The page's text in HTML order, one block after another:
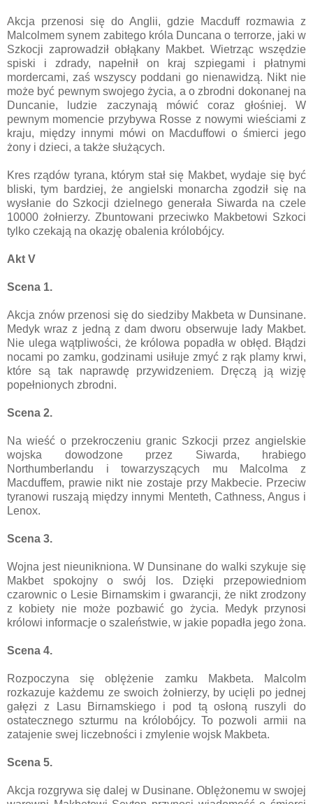
Akcja przenosi się do Anglii, gdzie Macduff rozmawia z
Malcolmem synem zabitego króla Duncana o terrorze, jaki w
Szkocji zaprowadził obłąkany Makbet. Wietrząc wszędzie
spiski i zdrady, napełnił on kraj szpiegami i płatnymi
mordercami, zaś wszyscy poddani go nienawidzą. Nikt nie
może być pewnym swojego życia, a o zbrodni dokonanej na
Duncanie, ludzie zaczynają mówić coraz głośniej. W
pewnym momencie przybywa Rosse z nowymi wieściami z
kraju, między innymi mówi on Macduffowi o śmierci jego
żony i dzieci, a także służących.
Kres rządów tyrana, którym stał się Makbet, wydaje się być
bliski, tym bardziej, że angielski monarcha zgodził się na
wysłanie do Szkocji dzielnego generała Siwarda na czele
10000 żołnierzy. Zbuntowani przeciwko Makbetowi Szkoci
tylko czekają na okazję obalenia królobójcy.
Akt V
Scena 1.
Akcja znów przenosi się do siedziby Makbeta w Dunsinane.
Medyk wraz z jedną z dam dworu obserwuje lady Makbet.
Nie ulega wątpliwości, że królowa popadła w obłęd. Błądzi
nocami po zamku, godzinami usiłuje zmyć z rąk plamy krwi,
które są tak naprawdę przywidzeniem. Dręczą ją wizję
popełnionych zbrodni.
Scena 2.
Na wieść o przekroczeniu granic Szkocji przez angielskie
wojska dowodzone przez Siwarda, hrabiego
Northumberlandu i towarzyszących mu Malcolma z
Macduffem, prawie nikt nie zostaje przy Makbecie. Przeciw
tyranowi ruszają między innymi Menteth, Cathness, Angus i
Lenox.
Scena 3.
Wojna jest nieunikniona. W Dunsinane do walki szykuje się
Makbet spokojny o swój los. Dzięki przepowiedniom
czarownic o Lesie Birnamskim i gwarancji, że nikt zrodzony
z kobiety nie może pozbawić go życia. Medyk przynosi
królowi informacje o szaleństwie, w jakie popadła jego żona.
Scena 4.
Rozpoczyna się oblężenie zamku Makbeta. Malcolm
rozkazuje każdemu ze swoich żołnierzy, by ucięli po jednej
gałęzi z Lasu Birnamskiego i pod tą osłoną ruszyli do
ostatecznego szturmu na królobójcy. To pozwoli armii na
zatajenie swej liczebności i zmylenie wojsk Makbeta.
Scena 5.
Akcja rozgrywa się dalej w Dusinane. Oblężonemu w swojej